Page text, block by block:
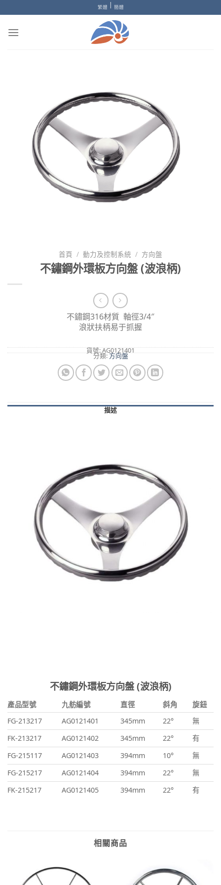
繁體 | 簡體
首頁 / 動力及控制系統 / 方向盤
不鏽鋼外環板方向盤 (波浪柄)
不鏽鋼316材質 軸徑3/4″
浪狀扶柄易于抓握
貨號:AG0121401
分類:方向盤
描述
不鏽鋼外環板方向盤 (波浪柄)
產品型號 九舫編號 直徑 斜角
旋鈕
FG-213217
AG0121401 345mm 22°
無
FK-213217
AG0121402 345mm 22°
有
FG-215117
AG0121403 394mm 10°
無
FG-215217
AG0121404 394mm 22°
無
FK-215217
AG0121405 394mm 22° 有
相關商品